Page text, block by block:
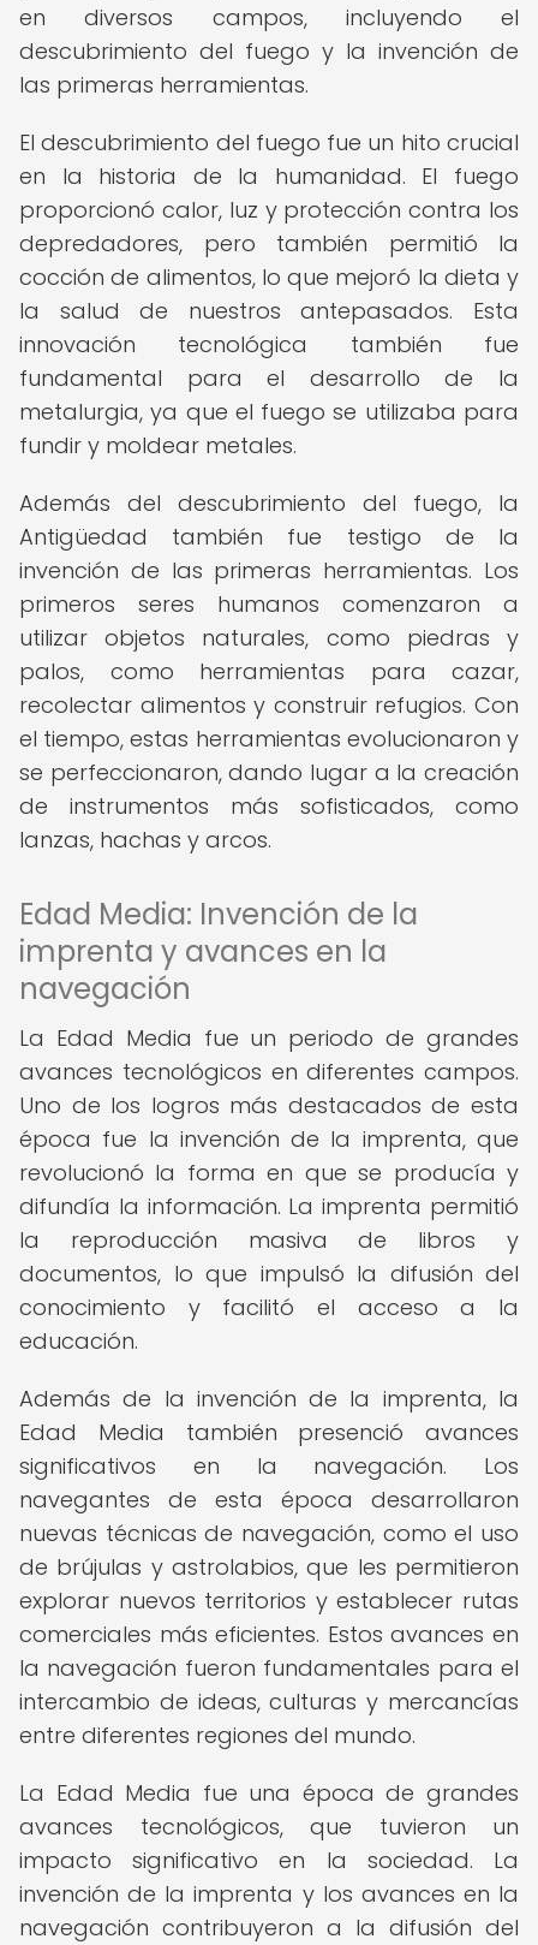
en diversos campos, incluyendo el
descubrimiento del fuego y la invención de
las primeras herramientas.
El descubrimiento del fuego fue un hito crucial
en la historia de la humanidad. El fuego
proporcionó calor, luz y protección contra los
depredadores, pero también permitió la
cocción de alimentos, lo que mejoró la dieta y
la salud de nuestros antepasados. Esta
innovación tecnológica también fue
fundamental para el desarrollo de la
metalurgia, ya que el fuego se utilizaba para
fundir y moldear metales.
Además del descubrimiento del fuego, la
Antigüedad también fue testigo de la
invención de las primeras herramientas. Los
primeros seres humanos comenzaron a
utilizar objetos naturales, como piedras y
palos, como herramientas para cazar,
recolectar alimentos y construir refugios. Con
el tiempo, estas herramientas evolucionaron y
se perfeccionaron, dando lugar a la creación
de instrumentos más sofisticados, como
lanzas, hachas y arcos.
Edad Media: Invención de la
imprenta y avances en la
navegación
La Edad Media fue un periodo de grandes
avances tecnológicos en diferentes campos.
Uno de los logros más destacados de esta
época fue la invención de la imprenta, que
revolucionó la forma en que se producía y
difundía la información. La imprenta permitió
la reproducción masiva de libros y
documentos, lo que impulsó la difusión del
conocimiento y facilitó el acceso a la
educación.
Además de la invención de la imprenta, la
Edad Media también presenció avances
significativos en la navegación. Los
navegantes de esta época desarrollaron
nuevas técnicas de navegación, como el uso
de brújulas y astrolabios, que les permitieron
explorar nuevos territorios y establecer rutas
comerciales más eficientes. Estos avances en
la navegación fueron fundamentales para el
intercambio de ideas, culturas y mercancías
entre diferentes regiones del mundo.
La Edad Media fue una época de grandes
avances tecnológicos, que tuvieron un
impacto significativo en la sociedad. La
invención de la imprenta y los avances en la
navegación contribuyeron a la difusión del